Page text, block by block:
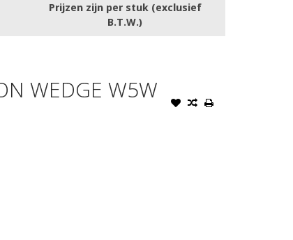
Prijzen zijn per stuk (exclusief
B.T.W.)
WEDGE W5W